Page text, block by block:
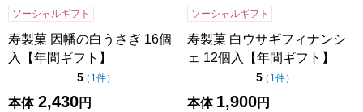
ソーシャルギフト
寿製菓 因幡の白うさぎ 16個
入【年間ギフト】
5点（5点満点中）
（ 1件の評価
）
本体 2,430円
ソーシャルギフト
寿製菓 白ウサギフィナンシ
ェ 12個入【年間ギフト】
5点（5点満点中）
（ 1件の評価
）
本体 1,900円